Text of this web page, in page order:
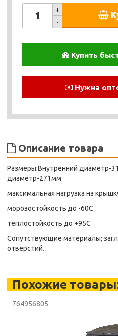
+
-
Купить
Нужна
Описание товара
Размеры:Внутренний диаметр-
диаметр-271мм
максимальная нагрузка на
морозостойкость до -60С
теплостойкость до +95С
Сопутствующие материалы;
отверстий.
Похожие
764956805